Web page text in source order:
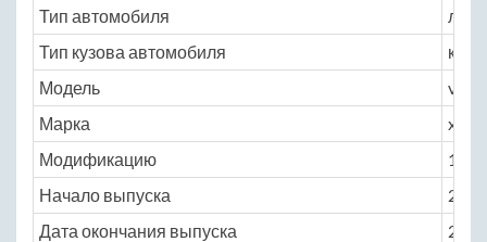
Тип автомобиля
Тип кузова автомобиля
купе
Модель
Марка
xl1
Модификацию
1.0
Начало выпуска
2013
Дата окончания выпуска
2016